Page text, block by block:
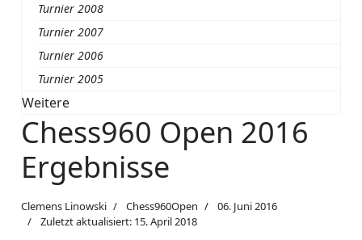
Turnier 2008
Turnier 2007
Turnier 2006
Turnier 2005
Weitere
Chess960 Open 2016
Ergebnisse
Clemens Linowski Chess960Open
06. Juni 2016
Zuletzt aktualisiert: 15. April 2018